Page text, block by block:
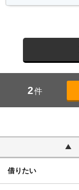
2件
借りたい